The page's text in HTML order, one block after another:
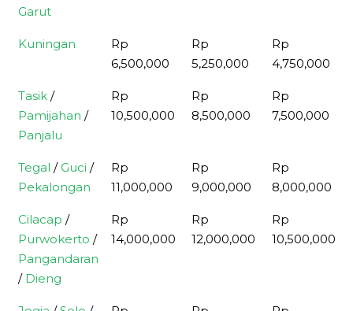
Garut
Kuningan
Rp
6,500,000
Rp
5,250,000
Rp
4,750,000
Tasik /
Pamijahan /
Panjalu
Rp
10,500,000
Rp
8,500,000
Rp
7,500,000
Tegal / Guci /
Pekalongan
Rp
11,000,000
Rp
9,000,000
Rp
8,000,000
Cilacap /
Purwokerto /
Pangandaran
/ Dieng
Rp
14,000,000
Rp
12,000,000
Rp
10,500,000